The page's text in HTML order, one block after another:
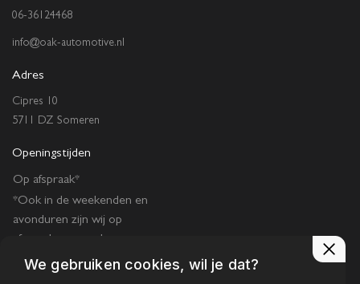
06-36124468
info@oak-automotive.nl
Adres
Cipres 10
5711 DZ Someren
Openingstijden
Op afspraak*
*Ook in de weekenden en
avonduren zijn wij op
afspraak geopend.
We gebruiken cookies, wil je dat?